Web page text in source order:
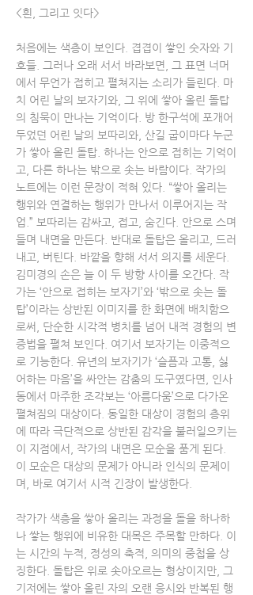
<흰, 그리고 잇다>
처음에는 색층이 보인다. 겹겹이 쌓인 숫자와 기
호들. 그러나 오래 서서 바라보면, 그 표면 너머
에서 무언가 접히고 펼쳐지는 소리가 들린다. 마
치 어린 날의 보자기와, 그 위에 쌓아 올린 돌탑
의 침묵이 만나는 기억이다. 방 한구석에 포개어
두었던 어린 날의 보따리와, 산길 굽이마다 누군
가 쌓아 올린 돌탑. 하나는 안으로 접히는 기억이
고, 다른 하나는 밖으로 솟는 바람이다. 작가의
노트에는 이런 문장이 적혀 있다. “쌓아 올리는
행위와 연결하는 행위가 만나서 이루어지는 작
업.” 보따리는 감싸고, 접고, 숨긴다. 안으로 스며
들며 내면을 만든다. 반대로 돌탑은 올리고, 드러
내고, 버틴다. 바깥을 향해 서서 의지를 세운다.
김미경의 손은 늘 이 두 방향 사이를 오간다. 작
가는 ‘안으로 접히는 보자기’와 ‘밖으로 솟는 돌
탑’이라는 상반된 이미지를 한 화면에 배치함으
로써, 단순한 시각적 병치를 넘어 내적 경험의 변
증법을 펼쳐 보인다. 여기서 보자기는 이중적으
로 기능한다. 유년의 보자기가 ‘슬픔과 고통, 싫
어하는 마음’을 싸안는 감춤의 도구였다면, 인사
동에서 마주한 조각보는 ‘아름다움’으로 다가온
펼쳐짐의 대상이다. 동일한 대상이 경험의 층위
에 따라 극단적으로 상반된 감각을 불러일으키는
이 지점에서, 작가의 내면은 모순을 품게 된다.
이 모순은 대상의 문제가 아니라 인식의 문제이
며, 바로 여기서 시적 긴장이 발생한다.
작가가 색층을 쌓아 올리는 과정을 돌을 하나하
나 쌓는 행위에 비유한 대목은 주목할 만하다. 이
는 시간의 누적, 정성의 축적, 의미의 중첩을 상
징한다. 돌탑은 위로 솟아오르는 형상이지만, 그
기저에는 쌓아 올린 자의 오랜 응시와 반복된 행